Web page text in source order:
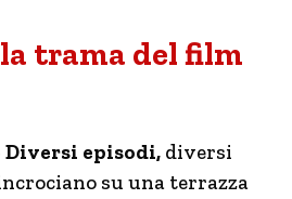
trama del film
Diversi episodi, diversi
su una terrazza